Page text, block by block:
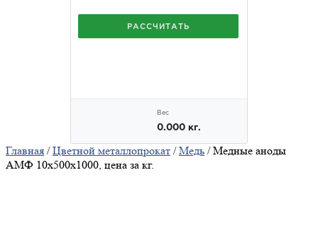
Главная /Цветной металлопрокат /Медь / Медные аноды
АМФ 10х500х1000, цена за кг.